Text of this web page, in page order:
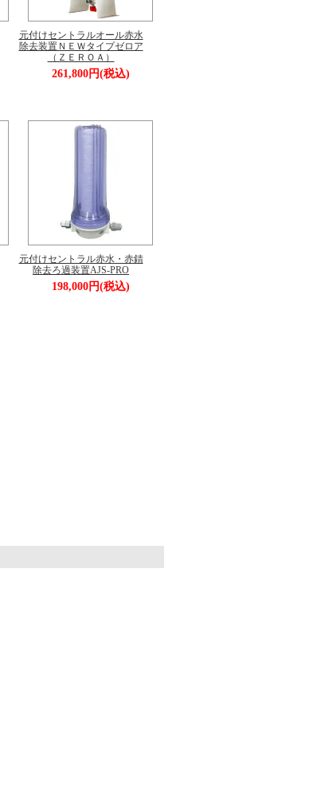
元付けセントラルオール赤水
除去装置ＮＥＷタイプゼロア
（ＺＥＲＯＡ）
261,800円(税込)
元付けセントラル赤水・赤錆
除去ろ過装置AJS-PRO
198,000円(税込)